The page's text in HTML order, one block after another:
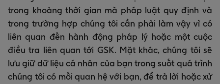
trong khoảng thời gian mà pháp luật quy định và
trong trường hợp chúng tôi cần phải làm vậy vì có
liên quan đến hành động pháp lý hoặc một cuộc
điều tra liên quan tới GSK. Mặt khác, chúng tôi sẽ
lưu giữ dữ liệu cá nhân của bạn trong suốt quá trình
chúng tôi có mối quan hệ với bạn, để trả lời hoặc xử